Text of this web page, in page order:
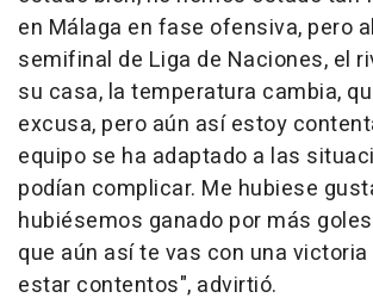
en Málaga en fase ofensiva, pero
semifinal de Liga de Naciones, el
su casa, la temperatura cambia,
excusa, pero aún así estoy
equipo se ha adaptado a las
podían complicar. Me hubiese
hubiésemos ganado por más
que aún así te vas con una victoria
estar contentos", advirtió.